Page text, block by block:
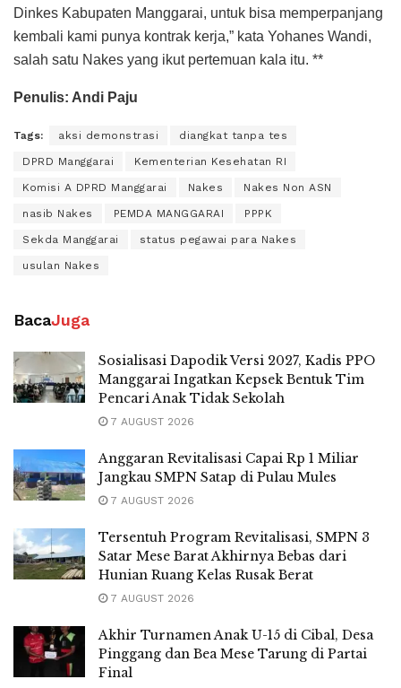
Dinkes Kabupaten Manggarai, untuk bisa memperpanjang
kembali kami punya kontrak kerja,” kata Yohanes Wandi,
salah satu Nakes yang ikut pertemuan kala itu. **
Penulis: Andi Paju
Tags: aksi demonstrasi diangkat tanpa tes
DPRD Manggarai Kementerian Kesehatan RI
Komisi A DPRD Manggarai Nakes Nakes Non ASN
nasib Nakes PEMDA MANGGARAI PPPK
Sekda Manggarai status pegawai para Nakes
usulan Nakes
BacaJuga
Sosialisasi Dapodik Versi 2027, Kadis PPO
Manggarai Ingatkan Kepsek Bentuk Tim
Pencari Anak Tidak Sekolah
7 AUGUST 2026
Anggaran Revitalisasi Capai Rp 1 Miliar
Jangkau SMPN Satap di Pulau Mules
7 AUGUST 2026
Tersentuh Program Revitalisasi, SMPN 3
Satar Mese Barat Akhirnya Bebas dari
Hunian Ruang Kelas Rusak Berat
7 AUGUST 2026
Akhir Turnamen Anak U-15 di Cibal, Desa
Pinggang dan Bea Mese Tarung di Partai
Final